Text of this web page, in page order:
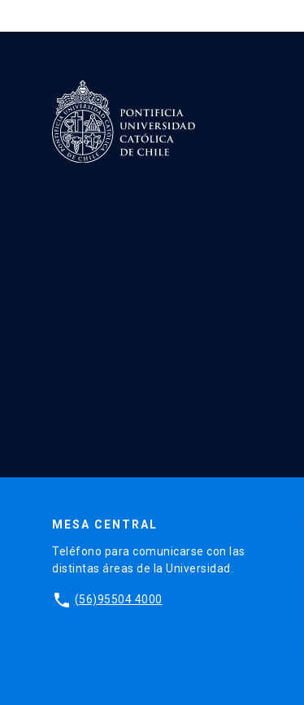
MESA CENTRAL
Teléfono para comunicarse con las
distintas áreas de la Universidad.
phone (56)95504 4000